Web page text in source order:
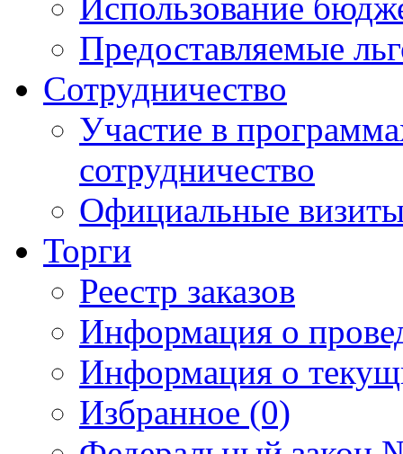
Предоставляемые
Сотрудничество
Участие в
сотрудничество
Официальные
Торги
Реестр заказов
Информация о
Информация о
Избранное (0)